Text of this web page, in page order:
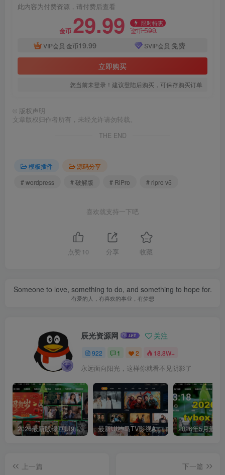
此内容为付费资源，请付费后查看
金币 29.99 限时特惠
金币599
VIP会员 金币19.99 SVIP会员 免费
立即购买
您当前未登录！建议登陆后购买，可保存购买订单
© 版权声明
文章版权归作者所有，未经允许请勿转载。
THE END
模板插件
源码分享
# wordpress
# 破解版 # RiPro # ripro v5
喜欢就支持一下吧
点赞 10 分享 收藏
Someone to love, something to do, and something to hope for.
有爱的人，有喜欢的事业，有梦想
辰光资源网 关注
922 1 2 18.8W+
永远面向阳光，这样你就看不见阴影了
2026最新版绿豆UI9双端影视APP源码 最新UI神马TV影视APP源码 乐檬影视苹果CMS后台 包含前后端源码
上一篇
下一篇